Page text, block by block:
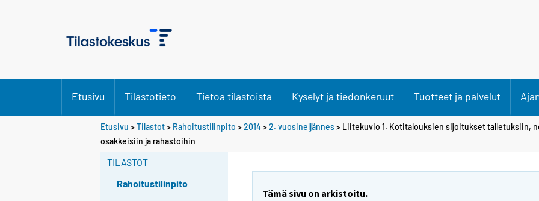
Etusivu Tilastotieto Tietoa tilastoista Kyselyt ja tiedonkeruut Tuotteet ja palvelut
Etusivu >Tilastot> Rahoitustilinpito >2014>2. vuosineljännes> Liitekuvio 1. Kotitalouksien sijoitukset talletuksiin,
osakkeisiin ja rahastoihin
TILASTOT
Rahoitustilinpito
Tämä sivu on arkistoitu.